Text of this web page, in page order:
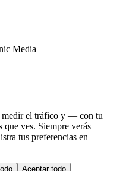
Media
medir el tráfico y — con tu
ves. Siempre verás
tus preferencias en
Aceptar todo